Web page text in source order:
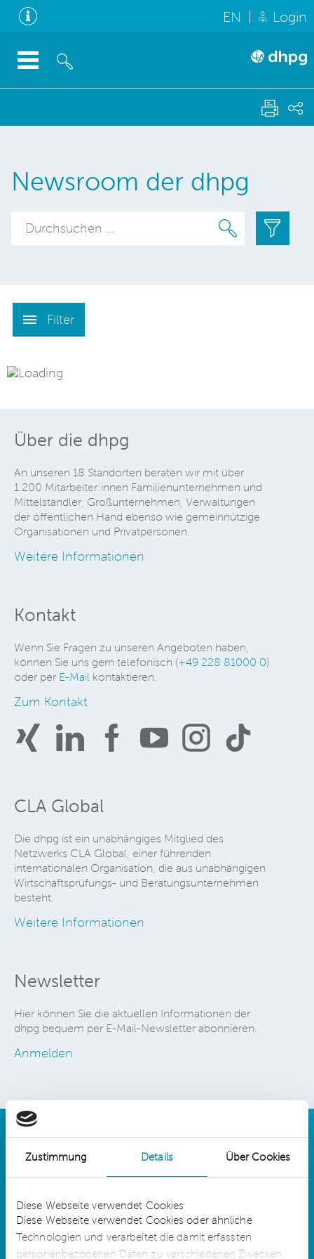
Zustimmung Details Über Cookies
Diese Webseite verwendet Cookies
Diese Webseite verwendet Cookies oder ähnliche
Technologien und verarbeitet die damit erfassten
personenbezogenen Daten zu verschiedenen Zwecken.
EN Login
Newsroom der dhpg
Filter
Über die dhpg
An unseren 18 Standorten beraten wir mit über
1.200 Mitarbeiter:innen Familienunternehmen und
Mittelständler, Großunternehmen, Verwaltungen
der öffentlichen Hand ebenso wie gemeinnützige
Organisationen und Privatpersonen.
Weitere Informationen
Kontakt
Wenn Sie Fragen zu unseren Angeboten haben,
können Sie uns gern telefonisch (+49 228 81000 0)
oder per E-Mail kontaktieren.
Zum Kontakt
CLA Global
Die dhpg ist ein unabhängiges Mitglied des
Netzwerks CLA Global, einer führenden
internationalen Organisation, die aus unabhängigen
Wirtschaftsprüfungs- und Beratungsunternehmen
besteht.
Weitere Informationen
Newsletter
Hier können Sie die aktuellen Informationen der
dhpg bequem per E-Mail-Newsletter abonnieren.
Anmelden
dhpg is an independent network member of
CLA Global. See
CLAglobal.com/disclaimer